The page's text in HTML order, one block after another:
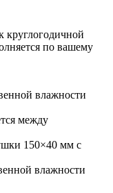
круглогодичной
по вашему
влажности
между
150×40 мм с
влажности